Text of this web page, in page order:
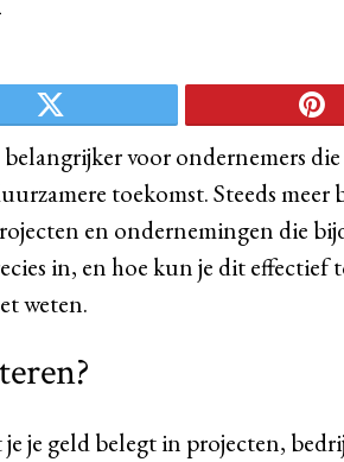
voor ondernemers
toekomst. Steeds
en ondernemingen die
in, en hoe kun je dit effectief
weten.
je geld belegt in projecten,